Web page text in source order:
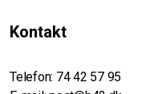
Kontakt
Telefon: 74 42 57 95